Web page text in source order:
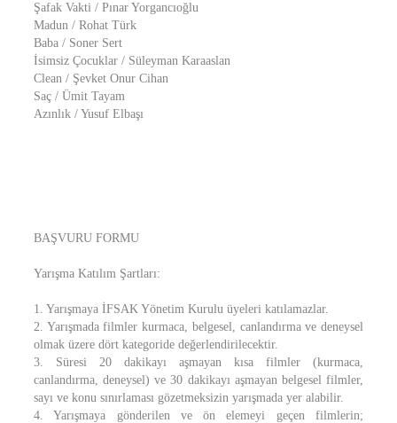
Şafak Vakti / Pınar Yorgancıoğlu
Madun / Rohat Türk
Baba / Soner Sert
İsimsiz Çocuklar / Süleyman Karaaslan
Clean / Şevket Onur Cihan
Saç / Ümit Tayam
Azınlık / Yusuf Elbaşı
BAŞVURU FORMU
Yarışma Katılım Şartları:
1. Yarışmaya İFSAK Yönetim Kurulu üyeleri katılamazlar.
2. Yarışmada filmler kurmaca, belgesel, canlandırma ve deneysel
olmak üzere dört kategoride değerlendirilecektir.
3. Süresi 20 dakikayı aşmayan kısa filmler (kurmaca,
canlandırma, deneysel) ve 30 dakikayı aşmayan belgesel filmler,
sayı ve konu sınırlaması gözetmeksizin yarışmada yer alabilir.
4. Yarışmaya gönderilen ve ön elemeyi geçen filmlerin;